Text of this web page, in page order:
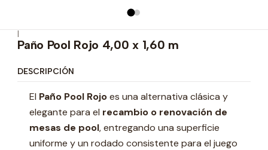
|
Paño Pool Rojo 4,00 x 1,60 m
DESCRIPCIÓN
El Paño Pool Rojoes una alternativa clásica y
elegante para el recambio o renovación de
mesas de pool, entregando una superficie
uniforme y un rodado consistente para el juego